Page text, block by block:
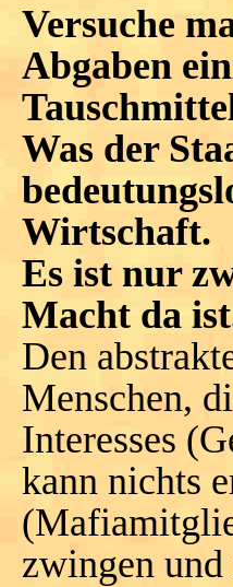
Versuche
Abgaben
Was der
Wirtschaft.
Es ist nur
Macht da
Den
Menschen,
Interesses
kann nichts
zwingen und